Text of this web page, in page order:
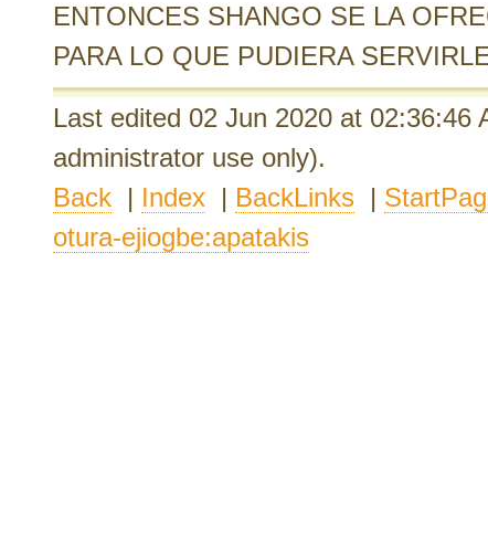
ENTONCES SHANGO SE LA
PARA LO QUE PUDIERA
Last edited 02 Jun 2020 at 02:36:46
administrator use only).
Back | Index | BackLinks |
otura-ejiogbe:apatakis